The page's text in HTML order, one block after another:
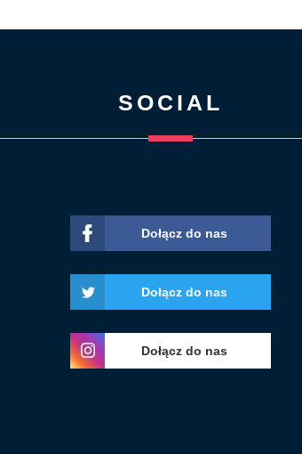
SOCIAL
Dołącz do nas
Dołącz do nas
Dołącz do nas